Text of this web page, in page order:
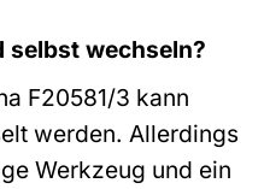
selbst wechseln?
F20581/3 kann
werden. Allerdings
Werkzeug und ein